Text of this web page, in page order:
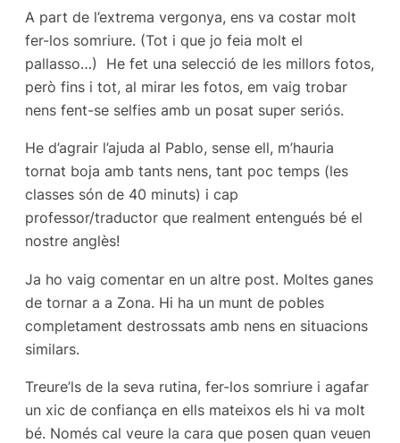
A part de l’extrema vergonya, ens va costar molt
fer-los somriure. (Tot i que jo feia molt el
pallasso…) He fet una selecció de les millors fotos,
però fins i tot, al mirar les fotos, em vaig trobar
nens fent-se selfies amb un posat super seriós.
He d’agrair l’ajuda al Pablo, sense ell, m’hauria
tornat boja amb tants nens, tant poc temps (les
classes són de 40 minuts) i cap
professor/traductor que realment entengués bé el
nostre anglès!
Ja ho vaig comentar en un altre post. Moltes ganes
de tornar a a Zona. Hi ha un munt de pobles
completament destrossats amb nens en situacions
similars.
Treure’ls de la seva rutina, fer-los somriure i agafar
un xic de confiança en ells mateixos els hi va molt
bé. Només cal veure la cara que posen quan veuen